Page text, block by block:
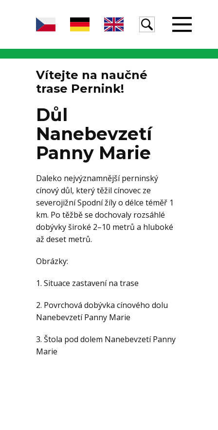
Geologie
Kontakt
Vítejte na naučné
trase Pernink!
Důl
Nanebevzetí
Panny Marie
Daleko nejvýznamnější perninský
cínový důl, který těžil cínovec ze
severojižní Spodní žíly o délce téměř 1
km. Po těžbě se dochovaly rozsáhlé
dobývky široké 2–10 metrů a hluboké
až deset metrů.
Obrázky:
1. Situace zastavení na trase
2. Povrchová dobývka cínového dolu
Nanebevzetí Panny Marie
3. Štola pod dolem Nanebevzetí Panny
Marie